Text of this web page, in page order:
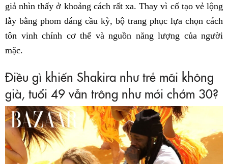
giả nhìn thấy ở khoảng cách rất xa. Thay vì cố tạo vẻ lộng
lẫy bằng phom dáng cầu kỳ, bộ trang phục lựa chọn cách
tôn vinh chính cơ thể và nguồn năng lượng của người
mặc.
Điều gì khiến Shakira như trẻ mãi không
già, tuổi 49 vẫn trông như mới chớm 30?